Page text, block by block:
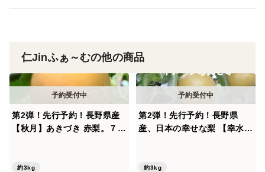
仁Jinふぁ～むの他の商品
第2弾！先行予約！長野県産
【秋月】あきづき 赤梨。７〜
約3kg
第2弾！先行予約！長野県
産、日本の幸せな梨 【幸水】
約3kg